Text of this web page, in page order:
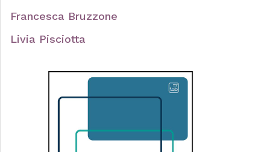
Francesca Bruzzone
Livia Pisciotta